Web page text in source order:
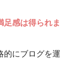
足感は得られま
的にブログを運